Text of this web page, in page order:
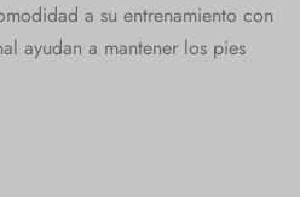
a su entrenamiento con
ayudan a mantener los pies